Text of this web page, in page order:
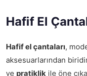
Hafif El
Hafif el çantaları,
aksesuarlarından
ve pratiklik ile öne